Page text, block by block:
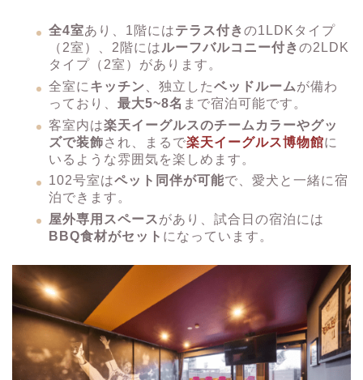
全4室あり、1階にはテラス付きの1LDKタイプ
（2室）、2階にはルーフバルコニー付きの2LDK
タイプ（2室）があります。
全室に キッチン 、独立したベッドルームが備わ
っており、 最大5~8名 まで宿泊可能です。
客室内は楽天イーグルスのチームカラーやグッ
ズで装飾され、まるで楽天イーグルス博物館に
いるような雰囲気を楽しめます。
​102号室はペット同伴が可能で、愛犬と一緒に宿
泊できます。
屋外専用スペース があり、試合日の宿泊には
BBQ食材がセット になっています。